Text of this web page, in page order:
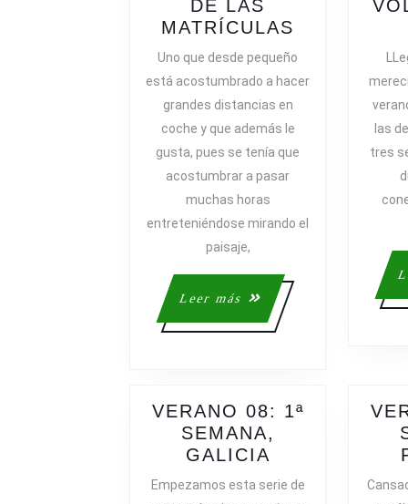
DE LAS
MATRÍCULAS
LAS
Uno que desde pequeño
está acostumbrado a hacer
grandes distancias en
coche y que además le
gusta, pues se tenía que
acostumbrar a pasar
muchas horas
entreteniéndose mirando el
paisaje,
Leer más
Leer
más
las
tres
VERANO 08: 1ª
SEMANA,
GALICIA
08:
Empezamos esta serie de